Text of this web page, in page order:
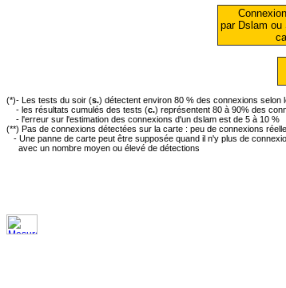
par Dslam ou
(*)- Les tests du soir (s.) détectent environ 80 % des connexions selon
- les résultats cumulés des tests (c.) représentent 80 à 90% des
- l'erreur sur l'estimation des connexions d'un dslam est de 5 à 10 %
(**) Pas de connexions détectées sur la carte : peu de connexions
- Une panne de carte peut être supposée quand il n'y plus de
avec un nombre moyen ou élevé de détections